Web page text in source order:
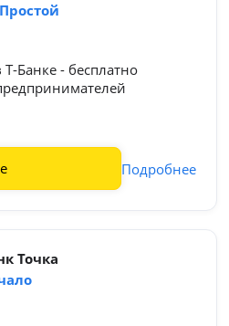
Простой
- бесплатно
Подробнее
Точка